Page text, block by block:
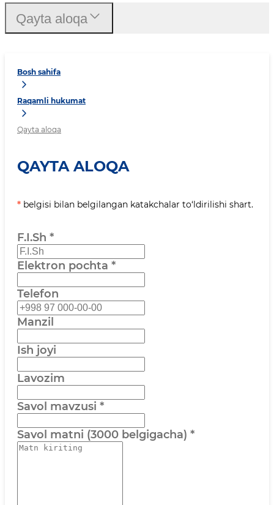
Bosh sahifa
Raqamli hukumat
Qayta aloqa
QAYTA ALOQA
* belgisi bilan belgilangan katakchalar to‘ldirilishi shart.
F.I.Sh *
Elektron pochta *
Telefon
Manzil
Ish joyi
Lavozim
Savol mavzusi *
Savol matni (3000 belgigacha) *
Qayta aloqa